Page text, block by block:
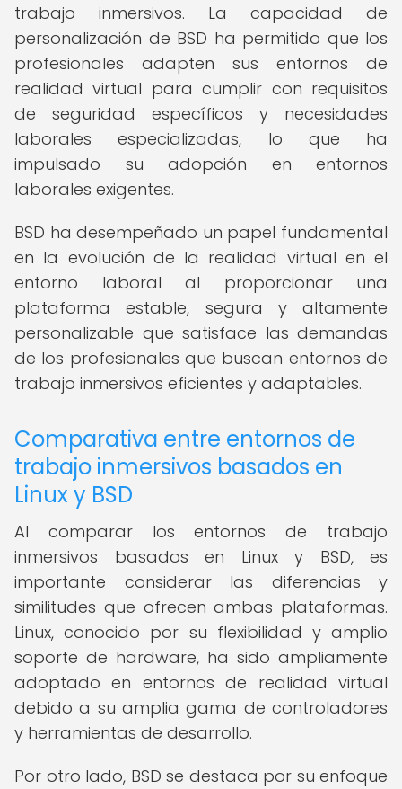
trabajo inmersivos. La capacidad de
personalización de BSD ha permitido que los
profesionales adapten sus entornos de
realidad virtual para cumplir con requisitos
de seguridad específicos y necesidades
laborales especializadas, lo que ha
impulsado su adopción en entornos
laborales exigentes.
BSD ha desempeñado un papel fundamental
en la evolución de la realidad virtual en el
entorno laboral al proporcionar una
plataforma estable, segura y altamente
personalizable que satisface las demandas
de los profesionales que buscan entornos de
trabajo inmersivos eficientes y adaptables.
Comparativa entre entornos de
trabajo inmersivos basados en
Linux y BSD
Al comparar los entornos de trabajo
inmersivos basados en Linux y BSD, es
importante considerar las diferencias y
similitudes que ofrecen ambas plataformas.
Linux, conocido por su flexibilidad y amplio
soporte de hardware, ha sido ampliamente
adoptado en entornos de realidad virtual
debido a su amplia gama de controladores
y herramientas de desarrollo.
Por otro lado, BSD se destaca por su enfoque